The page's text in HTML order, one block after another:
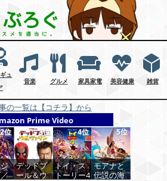
ュ
音楽 グルメ 家具家電 美容健康 雑貨
の一覧は【コチラ】から
Prime Video
2位 3位
デッドプ
ール＆ウ
4位
トイ・ス
トーリー4
5位
モアナと
伝説の海